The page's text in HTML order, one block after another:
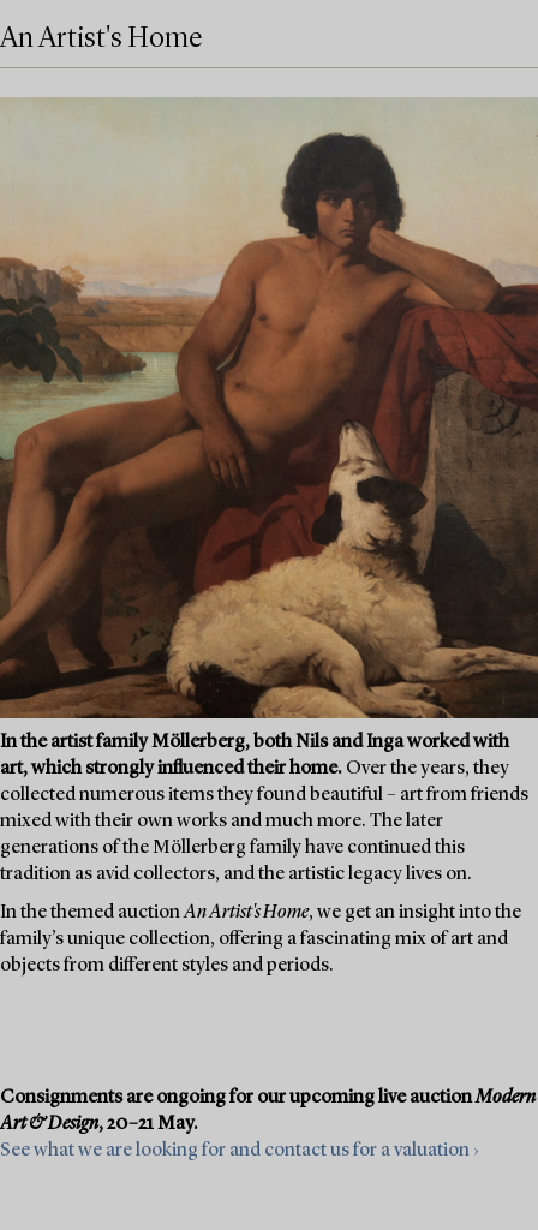
An Artist's Home
In the artist family Möllerberg, both Nils and Inga worked with
art, which strongly influenced their home. Over the years, they
collected numerous items they found beautiful – art from friends
mixed with their own works and much more. The later
generations of the Möllerberg family have continued this
tradition as avid collectors, and the artistic legacy lives on.
In the themed auctionAn Artist's Home, we get an insight into the
family’s unique collection, offering a fascinating mix of art and
objects from different styles and periods.
Consignments are ongoing for our upcoming live auctionModern
Art & Design, 20–21 May.
See what we are looking for and contact us for a valuation ›